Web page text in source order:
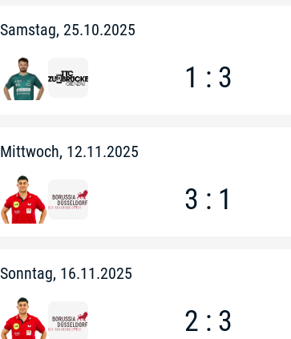
Samstag, 25.10.2025
1 : 3
Mittwoch, 12.11.2025
3 : 1
Sonntag, 16.11.2025
2 : 3